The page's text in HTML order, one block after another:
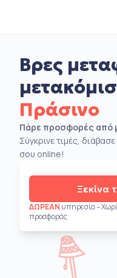
Βρες
Πράσινο
Πάρε προσφορές από
Σύγκρινε τιμές,
σου online!
Ξεκίνα
ΔΩΡΕΑΝ υπηρεσία –
προσφοράς